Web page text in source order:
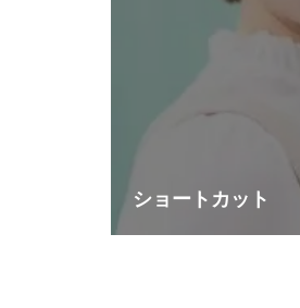
ショートカット